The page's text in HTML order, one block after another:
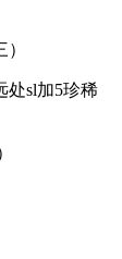
sl加5珍稀